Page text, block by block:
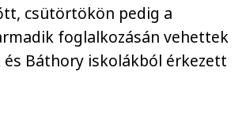
csütörtökön pedig a
foglalkozásán vehettek
és Báthory iskolákból érkezett